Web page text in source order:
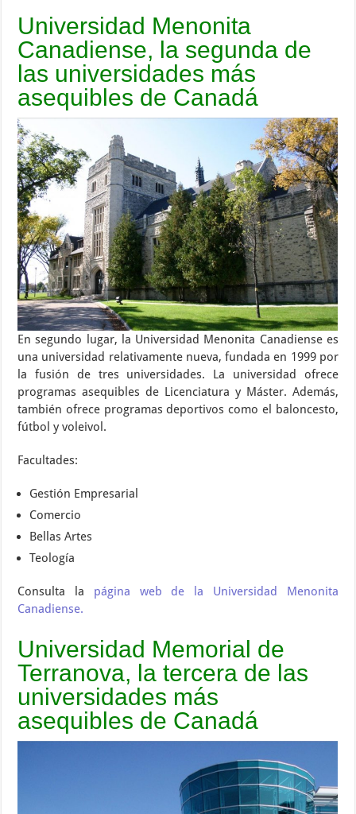
Universidad Menonita
Canadiense, la segunda de
las universidades más
asequibles de Canadá
En segundo lugar, la Universidad Menonita Canadiense es
una universidad relativamente nueva, fundada en 1999 por
la fusión de tres universidades. La universidad ofrece
programas asequibles de Licenciatura y Máster. Además,
también ofrece programas deportivos como el baloncesto,
fútbol y voleivol.
Facultades:
Gestión Empresarial
Comercio
Bellas Artes
Teología
Consulta la página web de la Universidad Menonita
Canadiense.
Universidad Memorial de
Terranova, la tercera de las
universidades más
asequibles de Canadá